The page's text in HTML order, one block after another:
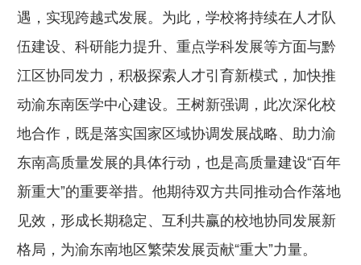
遇，实现跨越式发展。为此，学校将持续在人才队
伍建设、科研能力提升、重点学科发展等方面与黔
江区协同发力，积极探索人才引育新模式，加快推
动渝东南医学中心建设。王树新强调，此次深化校
地合作，既是落实国家区域协调发展战略、助力渝
东南高质量发展的具体行动，也是高质量建设“百年
新重大”的重要举措。他期待双方共同推动合作落地
见效，形成长期稳定、互利共赢的校地协同发展新
格局，为渝东南地区繁荣发展贡献“重大”力量。